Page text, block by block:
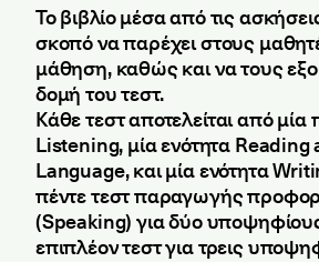
Το βιβλίο μέσα από τις
σκοπό να παρέχει στους
μάθηση, καθώς και να τους
δομή του τεστ.
Κάθε τεστ αποτελείται από
Listening, μία ενότητα
Language, και μία ενότητα
πέντε τεστ παραγωγής
(Speaking) για δύο
επιπλέον τεστ για τρεις